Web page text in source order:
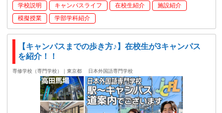
学校説明 キャンパスライフ 在校生紹介
施設紹介
模擬授業
学部学科紹介
【キャンパスまでの歩き方♪】在校生が3キャンパス
を紹介！！
専修学校（専門学校）｜東京都 日本外国語専門学校